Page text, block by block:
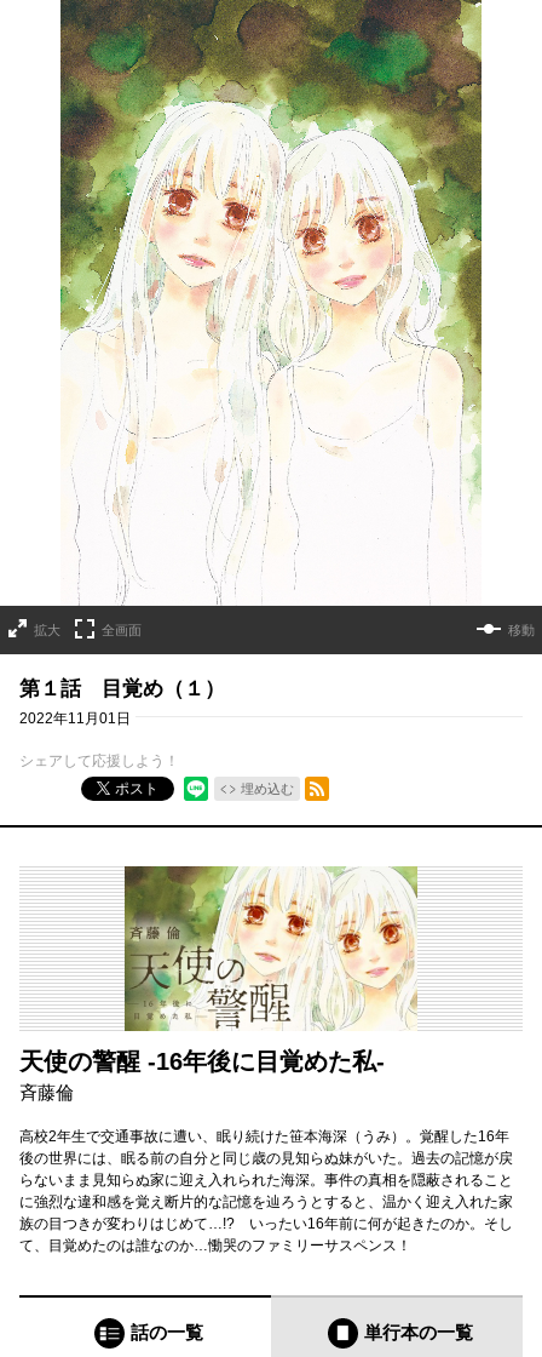
拡大 全画面 移動
第１話 目覚め（１）
2022年11月01日
シェアして応援しよう！
ポスト
埋め込む
RSSフィード
天使の警醒 -16年後に目覚めた私-
斉藤倫
高校2年生で交通事故に遭い、眠り続けた笹本海深（うみ）。覚醒した16年
後の世界には、眠る前の自分と同じ歳の見知らぬ妹がいた。過去の記憶が戻
らないまま見知らぬ家に迎え入れられた海深。事件の真相を隠蔽されること
に強烈な違和感を覚え断片的な記憶を辿ろうとすると、温かく迎え入れた家
族の目つきが変わりはじめて…!? いったい16年前に何が起きたのか。そし
て、目覚めたのは誰なのか…慟哭のファミリーサスペンス！
話の一覧 単行本の一覧